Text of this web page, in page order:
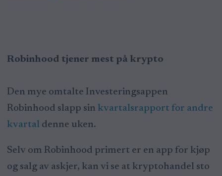
Robinhood tjener mest på krypto
Den mye omtalte Investeringsappen
Robinhood slapp sin kvartalsrapport for andre
kvartal denne uken.
Selv om Robinhood primert er en app for kjøp
og salg av askjer, kan vi se at kryptohandel sto